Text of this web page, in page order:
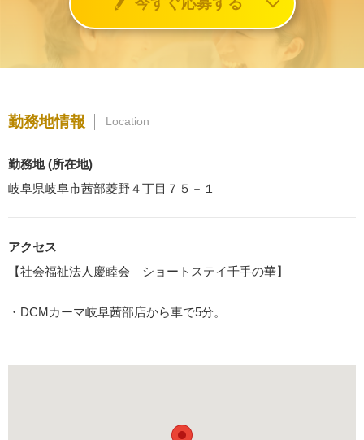
勤務地情報 Location
勤務地 (所在地)
岐阜県岐阜市茜部菱野４丁目７５－１
アクセス
【社会福祉法人慶睦会 ショートステイ千手の華】
・DCMカーマ岐阜茜部店から車で5分。